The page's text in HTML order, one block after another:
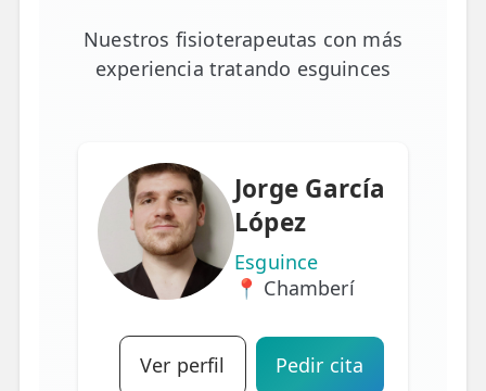
Nuestros fisioterapeutas con más
experiencia tratando esguinces
Jorge García
López
Esguince
📍 Chamberí
Ver perfil Pedir cita